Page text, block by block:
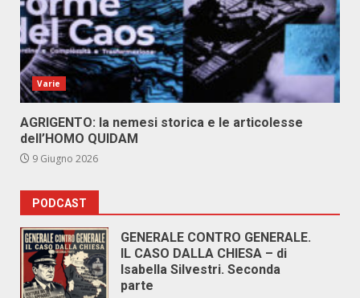
Varie
AGRIGENTO: la nemesi storica e le articolesse
dell’HOMO QUIDAM
9 Giugno 2026
PODCAST
GENERALE CONTRO GENERALE.
IL CASO DALLA CHIESA – di
Isabella Silvestri. Seconda
parte